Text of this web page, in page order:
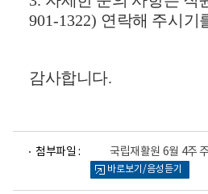
901-1322) 연락해 주시기
감사합니다.
첨부파일 : 국립재활원 6월 4주
어
바로보기/음성듣기